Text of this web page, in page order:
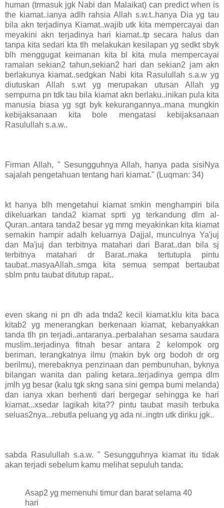
human (trmasuk jgk Nabi dan Malaikat) can predict when is
the kiamat..ianya adlh rahsia Allah s.w.t..hanya Dia yg tau
bila akn terjadinya Kiamat..wajib utk kita mempercayai dan
meyakini akn terjadinya hari kiamat..tp secara halus dan
tanpa kita sedari kta tlh melakukan kesilapan yg sedkt sbyk
blh menggugat keimanan kita bl kita mula mempercayai
ramalan sekian2 tahun,sekian2 hari dan sekian2 jam akn
berlakunya kiamat..sedgkan Nabi kita Rasulullah s.a.w yg
diutuskan Allah s.wt yg merupakan utusan Allah yg
sempurna pn tdk tau bila kiamat akn berlaku..inikan pula kita
manusia biasa yg sgt byk kekurangannya..mana mungkin
kebijaksanaan kita bole mengatasi kebijaksanaan
Rasulullah s.a.w..
Firman Allah, " Sesungguhnya Allah, hanya pada sisiNya
sajalah pengetahuan tentang hari kiamat." (Luqman: 34)
kt hanya blh mengetahui kiamat smkin menghampiri bila
dikeluarkan tanda2 kiamat sprti yg terkandung dlm al-
Quran..antara tanda2 besar yg mmg meyakinkan kita kiamat
semakin hampir adalh keluarnya Dajjal, munculnya Ya'juj
dan Ma'juj dan terbitnya matahari dari Barat..dan bila sj
terbitnya matahari dr Barat..maka tertutupla pintu
taubat..masyaAllah..smga kita semua sempat bertaubat
sblm pntu taubat ditutup rapat..
even skang ni pn dh ada tnda2 kecil kiamat.klu kita baca
kitab2 yg menerangkan berkenaan kiamat, kebanyakkan
tanda tlh pn terjadi..antaranya..perbalahan sesama saudara
muslim..terjadinya fitnah besar antara 2 kelompok org
beriman, terangkatnya ilmu (makin byk org bodoh dr org
berilmu), merebaknya penzinaan dan pembunuhan, byknya
bilangan wanita dan paling ketara..terjadinya gempa dlm
jmlh yg besar (kalu tgk skng sana sini gempa bumi melanda)
dan ianya xkan berhenti dari bergegar sehingga ke hari
kiamat...xsedar lagikah kita?? pintu taubat masih terbuka
seluas2nya...rebutla peluang yg ada ni..ingtn utk diriku jgk..
sabda Rasulullah s.a.w. " Sesungguhnya kiamat itu tidak
akan terjadi sebelum kamu melihat sepuluh tanda:
Asap2 yg memenuhi timur dan barat selama 40
hari